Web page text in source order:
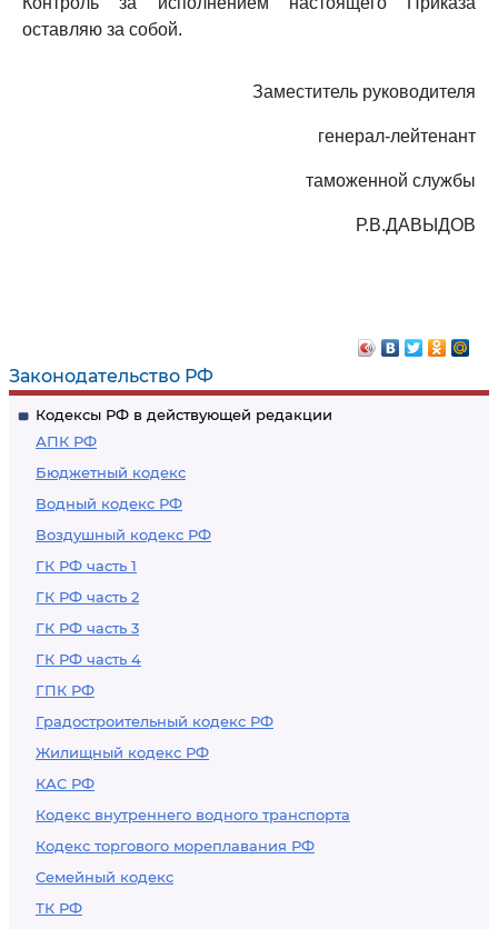
Законодательство РФ
Кодексы РФ в действующей редакции
АПК РФ
Бюджетный кодекс
Водный кодекс РФ
Воздушный кодекс РФ
ГК РФ часть 1
ГК РФ часть 2
ГК РФ часть 3
ГК РФ часть 4
ГПК РФ
Градостроительный кодекс РФ
Жилищный кодекс РФ
КАС РФ
Кодекс внутреннего водного транспорта
Кодекс торгового мореплавания РФ
Семейный кодекс
ТК РФ
оставляю за собой.
Заместитель руководителя
генерал-лейтенант
таможенной службы
Р.В.ДАВЫДОВ